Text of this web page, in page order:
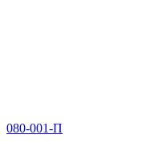
080-001-П